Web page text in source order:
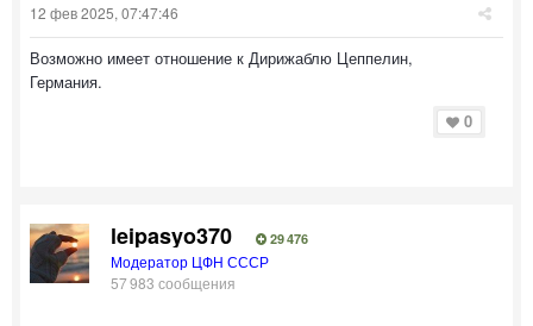
12 фев 2025, 07:47:46
Возможно имеет отношение к Дирижаблю Цеппелин,
Германия.
0
leipasyo370 29 476
Модератор ЦФН СССР
57 983 сообщения